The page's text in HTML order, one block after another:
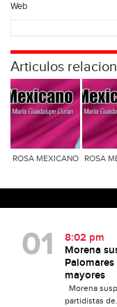
Web
Articulos
ROSA MEXICANO ROSA
8:02 pm
Morena
mayores
Morena
partidistas